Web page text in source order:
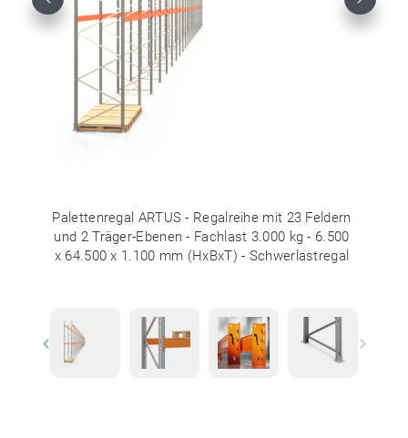
Palettenregal ARTUS - Regalreihe mit 23 Feldern
und 2 Träger-Ebenen - Fachlast 3.000 kg - 6.500
x 64.500 x 1.100 mm (HxBxT) - Schwerlastregal
Previous Next
Previous Next